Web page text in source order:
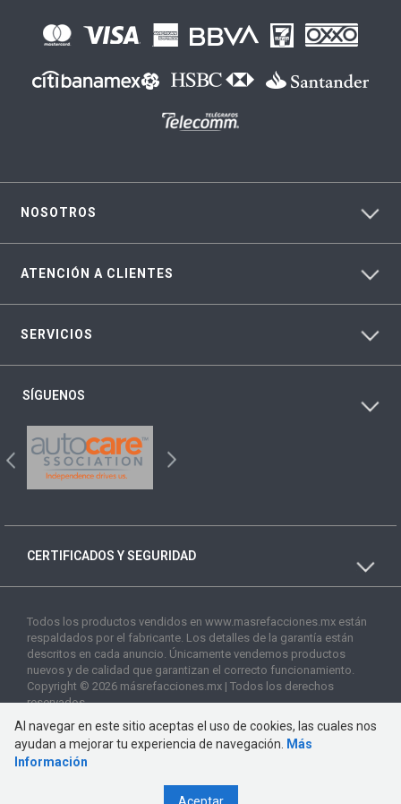
NOSOTROS
ATENCIÓN A CLIENTES
SERVICIOS
SÍGUENOS
CERTIFICADOS Y SEGURIDAD
Todos los productos vendidos en www.masrefacciones.mx están
respaldados por el fabricante. Los detalles de la garantía están
descritos en cada anuncio. Únicamente vendemos productos
nuevos y de calidad que garantizan el correcto funcionamiento.
Copyright © 2026 másrefacciones.mx | Todos los derechos
reservados
Al navegar en este sitio aceptas el uso de cookies, las cuales nos
ayudan a mejorar tu experiencia de navegación.
Más
Información